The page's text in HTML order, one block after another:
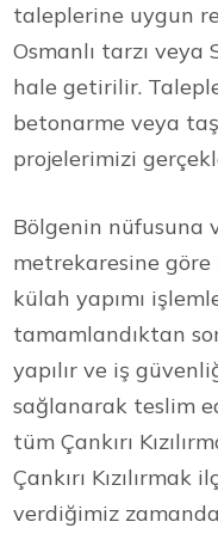
taleplerine uygun
Osmanlı tarzı
hale getirilir.
betonarme veya
projelerimizi
Bölgenin nüfusuna
metrekaresine göre
külah yapımı
tamamlandıktan
yapılır ve iş
sağlanarak teslim
tüm Çankırı
Çankırı
verdiğimiz